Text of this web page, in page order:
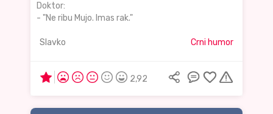
Doktor:
- "Ne ribu Mujo. Imas rak."
Slavko Crni humor
2,92